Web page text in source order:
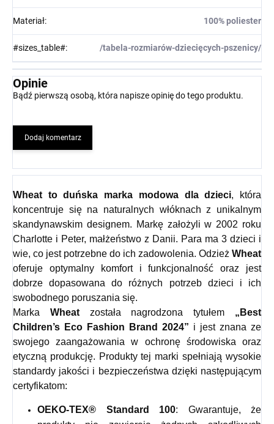
Materiał: 100% poliester
#sizes_table#: /tabela-rozmiarów-dziecięcych-pszenicy/
Opinie
Bądź pierwszą osobą, która napisze opinię do tego produktu.
Dodaj komentarz
Wheat to duńska marka modowa dla dzieci, która
koncentruje się na naturalnych włóknach z unikalnym
skandynawskim designem. Markę założyli w 2002 roku
Charlotte i Peter, małżeństwo z Danii. Para ma 3 dzieci i
wie, co jest potrzebne do ich zadowolenia. Odzież Wheat
oferuje optymalny komfort i funkcjonalność oraz jest
dobrze dopasowana do różnych potrzeb dzieci i ich
swobodnego poruszania się.
Marka Wheatzostała nagrodzona tytułem „Best
Children’s Eco Fashion Brand 2024” i jest znana ze
swojego zaangażowania w ochronę środowiska oraz
etyczną produkcję. Produkty tej marki spełniają wysokie
standardy jakości i bezpieczeństwa dzięki następującym
certyfikatom:
OEKO-TEX® Standard 100: Gwarantuje, że